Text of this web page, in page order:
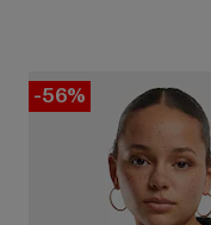
-56%